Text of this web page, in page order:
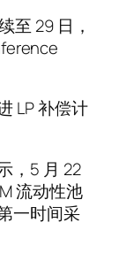
至 29 日，
LP 补偿计
，5 月 22
流动性池
一时间采